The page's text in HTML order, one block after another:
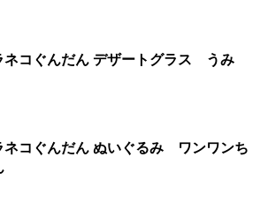
ノラネコぐんだん デザートグラス うみ
ネコぐんだん ぬいぐるみ ワンワンち